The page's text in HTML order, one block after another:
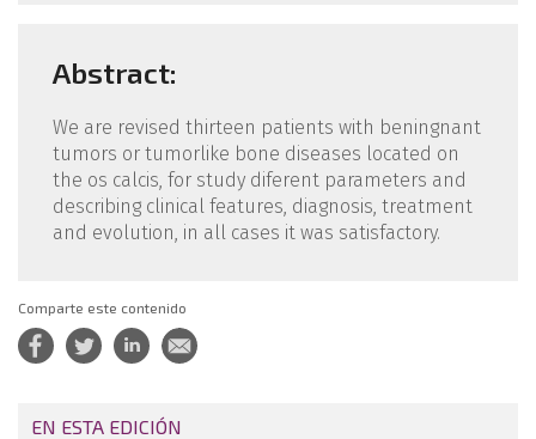
Abstract:
We are revised thirteen patients with beningnant
tumors or tumorlike bone diseases located on
the os calcis, for study diferent parameters and
describing clinical features, diagnosis, treatment
and evolution, in all cases it was satisfactory.
Comparte este contenido
EN ESTA EDICIÓN